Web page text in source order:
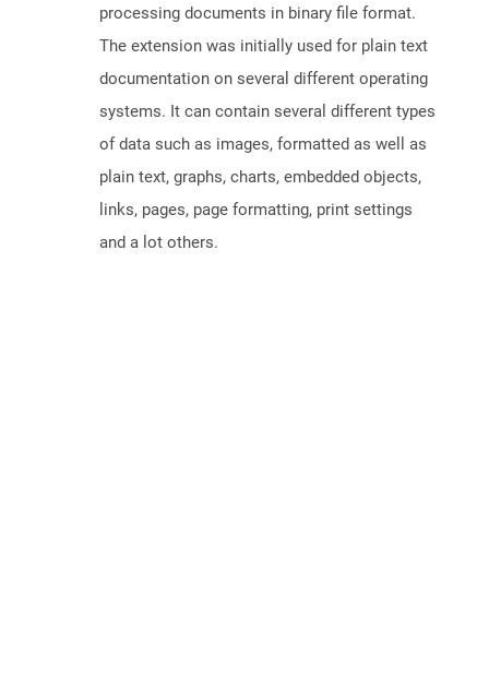
processing documents in binary file format.
The extension was initially used for plain text
documentation on several different operating
systems. It can contain several different types
of data such as images, formatted as well as
plain text, graphs, charts, embedded objects,
links, pages, page formatting, print settings
and a lot others.